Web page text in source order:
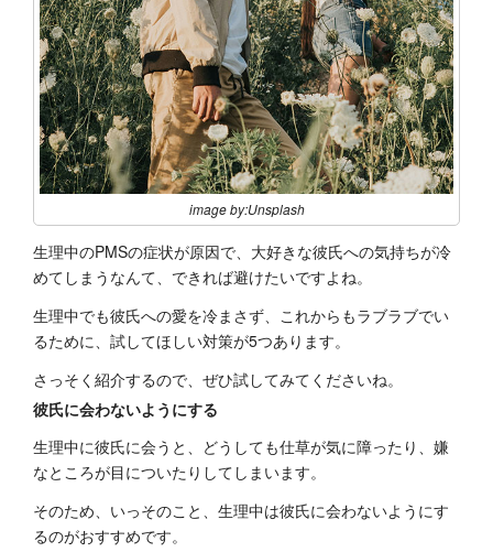
image by:Unsplash
生理中のPMSの症状が原因で、大好きな彼氏への気持ちが冷
めてしまうなんて、できれば避けたいですよね。
生理中でも彼氏への愛を冷まさず、これからもラブラブでい
るために、試してほしい対策が5つあります。
さっそく紹介するので、ぜひ試してみてくださいね。
彼氏に会わないようにする
生理中に彼氏に会うと、どうしても仕草が気に障ったり、嫌
なところが目についたりしてしまいます。
そのため、いっそのこと、生理中は彼氏に会わないようにす
るのがおすすめです。